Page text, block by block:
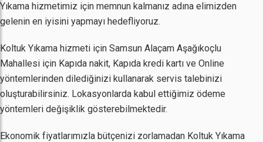
Yıkama hizmetimiz için memnun kalmanız adına elimizden
gelenin en iyisini yapmayı hedefliyoruz.
Koltuk Yıkama hizmeti için Samsun Alaçam Aşağıkoçlu
Mahallesi için Kapıda nakit, Kapıda kredi kartı ve Online
yöntemlerinden dilediğinizi kullanarak servis talebinizi
oluşturabilirsiniz. Lokasyonlarda kabul ettiğimiz ödeme
yöntemleri değişiklik gösterebilmektedir.
Ekonomik fiyatlarımızla bütçenizi zorlamadan Koltuk Yıkama